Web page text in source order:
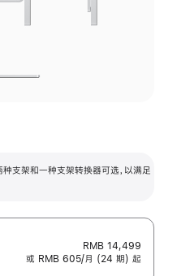
支架和一种支架转换器可选，以满足
RMB 14,499
或 RMB 605/月 (24 期) 起